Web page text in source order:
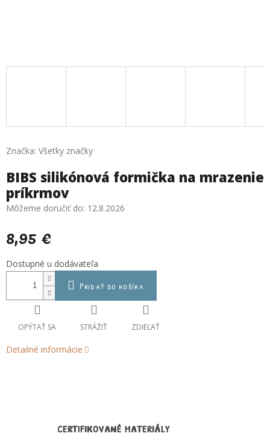
Značka: Všetky značky
BIBS silikónová formička na mrazenie
príkrmov
8,95 €
Jednotková
cena:
Dostupné u dodávateľa
Môžeme doručiť do: 12.8.2026
Pridať do košíka
Detailné informácie
OPÝTAŤ SA STRÁŽIŤ ZDIEĽAŤ
CERTIFIKOVANÉ MATERIÁLY